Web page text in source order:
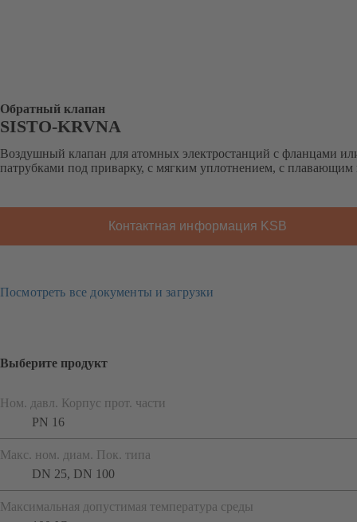
Обратный клапан
SISTO-KRVNA
Воздушный клапан для атомных электростанций с фланцами
патрубками под приварку, с мягким уплотнением, с
Контактная информация KSB
Посмотреть все документы и загрузки
Выберите продукт
Ном. давл. Корпус прот. части
PN 16
Макс. ном. диам. Пок. типа
DN 25, DN 100
Максимальная допустимая температура среды